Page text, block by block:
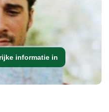
informatie in